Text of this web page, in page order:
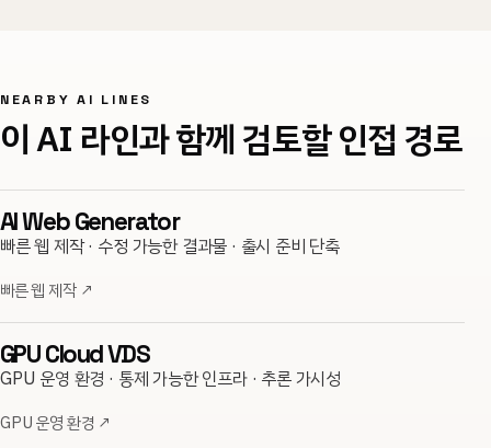
NEARBY AI LINES
이 AI 라인과 함께 검토할 인접 경로
AI Web Generator
빠른 웹 제작 · 수정 가능한 결과물 · 출시 준비 단축
빠른 웹 제작↗
GPU Cloud VDS
GPU 운영 환경 · 통제 가능한 인프라 · 추론 가시성
GPU 운영 환경 ↗